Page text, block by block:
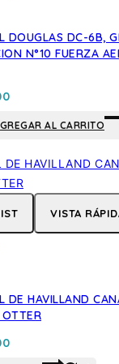
DOUGLAS DC-6B,
N°10 FUERZA
AL CARRITO
VISTA
DE HAVILLAND